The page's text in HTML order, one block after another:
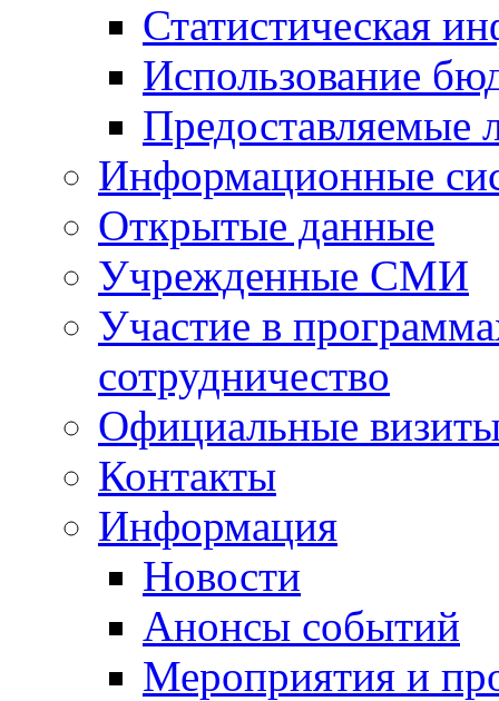
Статистическая
Использование
Предоставляемые
Информационные
Открытые данные
Учрежденные СМИ
Участие в
сотрудничество
Официальные
Контакты
Информация
Новости
Анонсы событий
Мероприятия и